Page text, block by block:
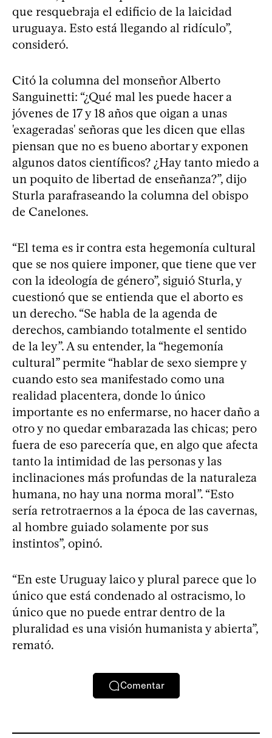
que resquebraja el edificio de la laicidad
uruguaya. Esto está llegando al ridículo”,
consideró.
Citó la columna del monseñor Alberto
Sanguinetti: “¿Qué mal les puede hacer a
jóvenes de 17 y 18 años que oigan a unas
'exageradas' señoras que les dicen que ellas
piensan que no es bueno abortar y exponen
algunos datos científicos? ¿Hay tanto miedo a
un poquito de libertad de enseñanza?”, dijo
Sturla parafraseando la columna del obispo
de Canelones.
“El tema es ir contra esta hegemonía cultural
que se nos quiere imponer, que tiene que ver
con la ideología de género”, siguió Sturla, y
cuestionó que se entienda que el aborto es
un derecho. “Se habla de la agenda de
derechos, cambiando totalmente el sentido
de la ley”. A su entender, la “hegemonía
cultural” permite “hablar de sexo siempre y
cuando esto sea manifestado como una
realidad placentera, donde lo único
importante es no enfermarse, no hacer daño a
otro y no quedar embarazada las chicas; pero
fuera de eso parecería que, en algo que afecta
tanto la intimidad de las personas y las
inclinaciones más profundas de la naturaleza
humana, no hay una norma moral”. “Esto
sería retrotraernos a la época de las cavernas,
al hombre guiado solamente por sus
instintos”, opinó.
“En este Uruguay laico y plural parece que lo
único que está condenado al ostracismo, lo
único que no puede entrar dentro de la
pluralidad es una visión humanista y abierta”,
remató.
Comentar